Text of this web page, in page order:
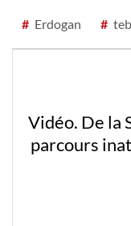
# Erdogan #
Vidéo. De la
parcours